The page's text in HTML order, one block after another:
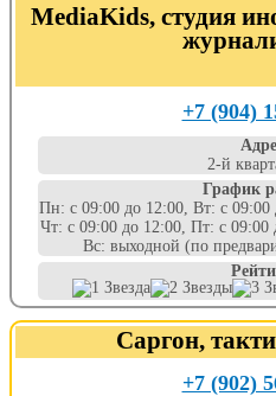
MediaKids, студия
+7 (904)
2-й
График
Пн: с 09:00 до 12:00, Вт: с
Чт: с 09:00 до 12:00, Пт: с
Вс: выходной (по
Саргон,
+7 (902)